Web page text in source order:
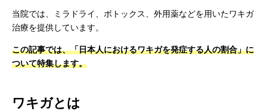
当院では、ミラドライ、ボトックス、外用薬などを用いたワキガ
治療を提供しています。
この記事では、「日本人におけるワキガを発症する人の割合」に
ついて特集します。
ワキガとは